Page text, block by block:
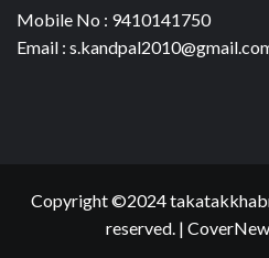
Mobile No : 9410141750
Email :
Copyright ©2024
reserved. |